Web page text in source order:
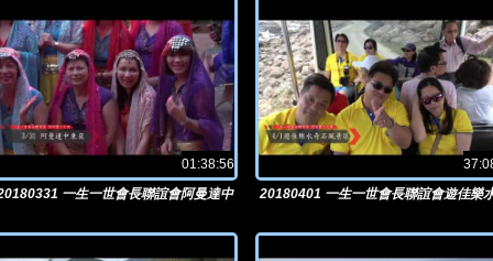
01:38:56
一生一世會長聯誼會阿曼達中
20180401 一生一世會長聯誼會遊佳樂